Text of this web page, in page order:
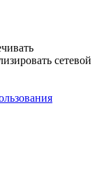
сетевой